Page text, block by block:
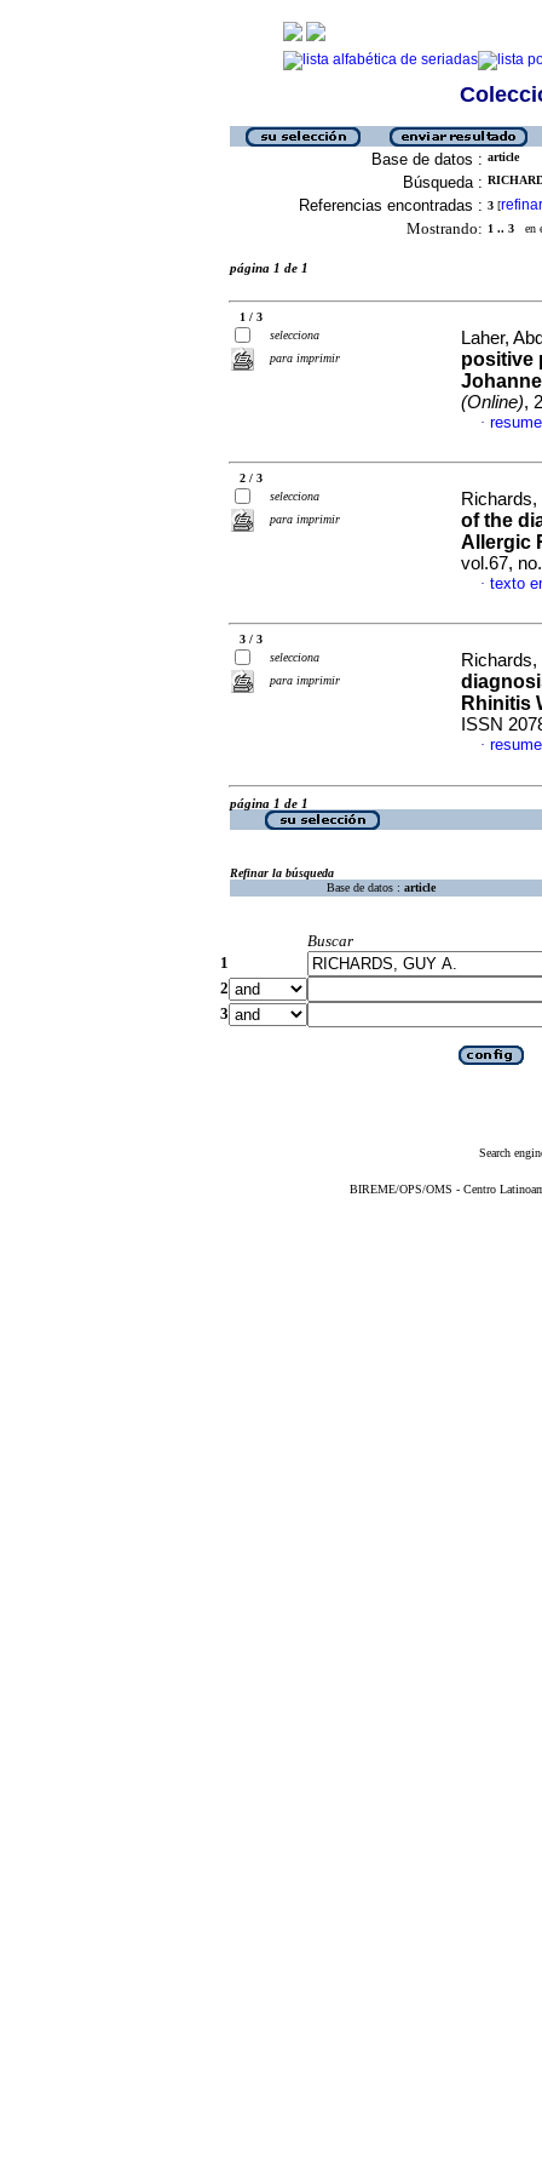
Base de datos : article
Búsqueda :
Referencias encontradas : 3 [refinar
Mostrando: 1 .. 3 en
página 1 de 1
1 / 3
selecciona
para imprimir
Laher,
positive
(Online),
·
2 / 3
selecciona
para imprimir
of the
Allergic
vol.67,
· texto
3 / 3
selecciona
para imprimir
Rhinitis
ISSN
·
página 1 de 1
Refinar la búsqueda
Base de datos : article
Buscar
1
2
3
Search
BIREME/OPS/OMS - Centro